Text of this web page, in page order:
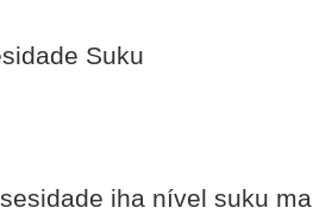
Suku
iha nível suku